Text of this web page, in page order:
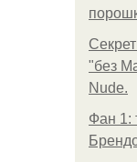
"без
Nude.
Фан 1: